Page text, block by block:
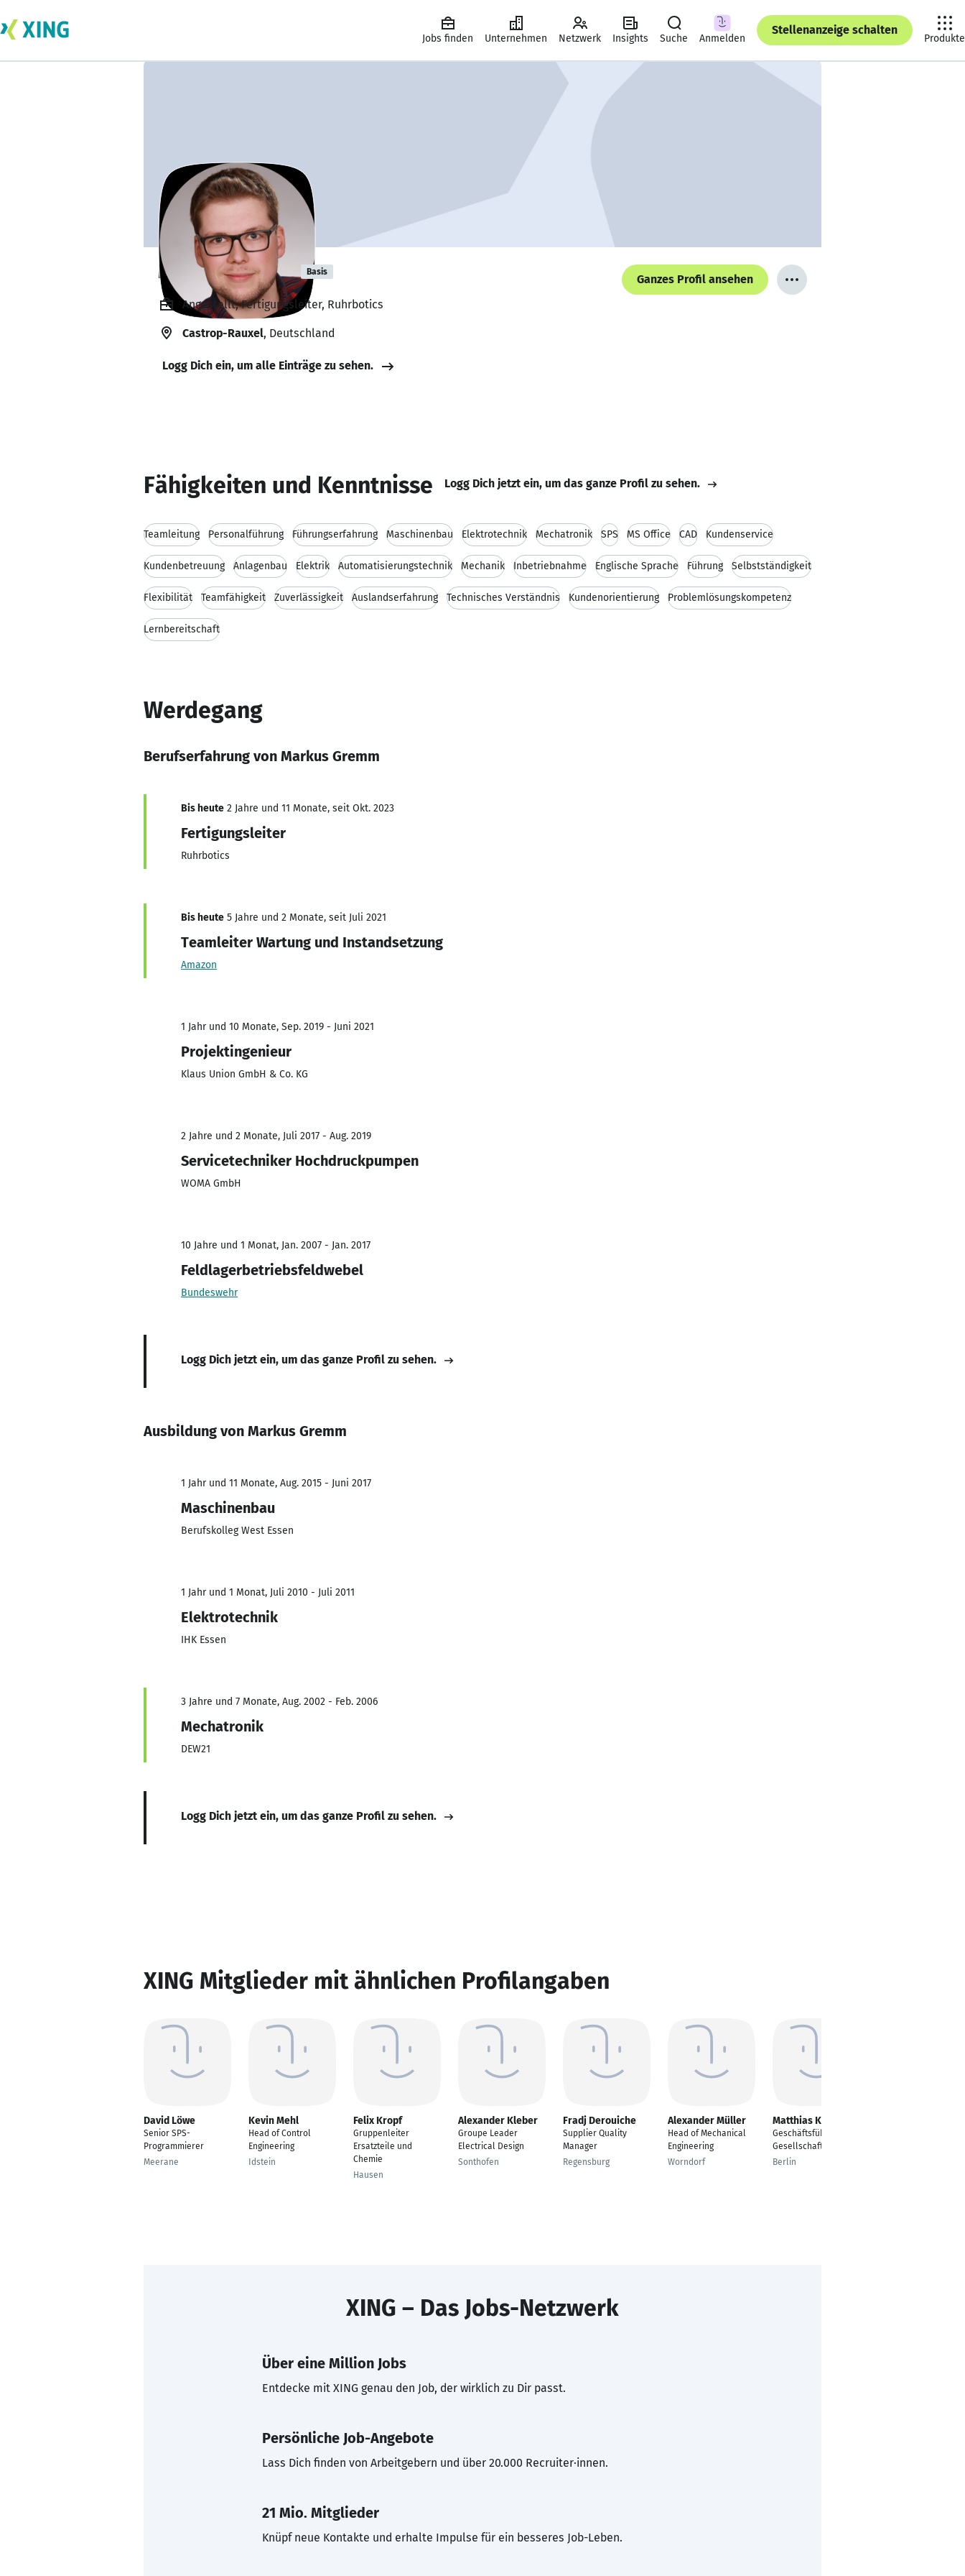
Jobs finden Unternehmen Netzwerk Insights Suche Anmelden
Stellenanzeige schalten
Produkte
Markus Gremm Basis
Ganzes Profil ansehen
Angestellt, Fertigungsleiter, Ruhrbotics
Castrop-Rauxel, Deutschland
Logg Dich ein, um alle Einträge zu sehen.
Fähigkeiten und Kenntnisse Logg Dich jetzt ein, um das ganze Profil zu sehen.
Teamleitung Personalführung Führungserfahrung Maschinenbau Elektrotechnik Mechatronik SPS MS Office CAD Kundenservice
Kundenbetreuung Anlagenbau Elektrik Automatisierungstechnik Mechanik Inbetriebnahme Englische Sprache Führung Selbstständigkeit
Flexibilität Teamfähigkeit Zuverlässigkeit Auslandserfahrung Technisches Verständnis Kundenorientierung Problemlösungskompetenz
Lernbereitschaft
Werdegang
Berufserfahrung von Markus Gremm
Bis heute 2 Jahre und 11 Monate, seit Okt. 2023
Fertigungsleiter
Ruhrbotics
Bis heute 5 Jahre und 2 Monate, seit Juli 2021
Teamleiter Wartung und Instandsetzung
Amazon
1 Jahr und 10 Monate, Sep. 2019 - Juni 2021
Projektingenieur
Klaus Union GmbH & Co. KG
2 Jahre und 2 Monate, Juli 2017 - Aug. 2019
Servicetechniker Hochdruckpumpen
WOMA GmbH
10 Jahre und 1 Monat, Jan. 2007 - Jan. 2017
Feldlagerbetriebsfeldwebel
Bundeswehr
Logg Dich jetzt ein, um das ganze Profil zu sehen.
Ausbildung von Markus Gremm
1 Jahr und 11 Monate, Aug. 2015 - Juni 2017
Maschinenbau
Berufskolleg West Essen
1 Jahr und 1 Monat, Juli 2010 - Juli 2011
Elektrotechnik
IHK Essen
3 Jahre und 7 Monate, Aug. 2002 - Feb. 2006
Mechatronik
DEW21
Logg Dich jetzt ein, um das ganze Profil zu sehen.
XING Mitglieder mit ähnlichen Profilangaben
David Löwe
Senior SPS-
Programmierer
Meerane
Kevin Mehl
Head of Control
Engineering
Idstein
Felix Kropf
Gruppenleiter
Ersatzteile und
Chemie
Hausen
Alexander Kleber
Groupe Leader
Electrical Design
Sonthofen
Fradj Derouiche
Supplier Quality
Manager
Regensburg
Alexander Müller
Head of Mechanical
Engineering
Worndorf
Matthias Krinke
Geschäftsführender
Gesellschafter
Berlin
XING – Das Jobs-Netzwerk
Über eine Million Jobs
Entdecke mit XING genau den Job, der wirklich zu Dir passt.
Persönliche Job-Angebote
Lass Dich finden von Arbeitgebern und über 20.000 Recruiter·innen.
21 Mio. Mitglieder
Knüpf neue Kontakte und erhalte Impulse für ein besseres Job-Leben.